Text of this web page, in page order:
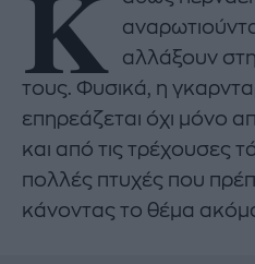
αλλάξουν
τους. Φυσικά, η
επηρεάζεται όχι μόνο
και από τις τρέχουσες
πολλές πτυχές που
κάνοντας το θέμα